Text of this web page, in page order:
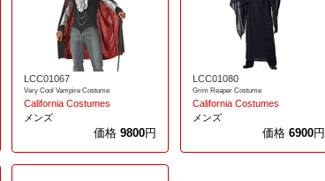
LCC01067
Very Cool Vampire Costume
California Costumes
メンズ
価格9800円
LCC01080
Grim Reaper Costume
California Costumes
メンズ
価格 6900円